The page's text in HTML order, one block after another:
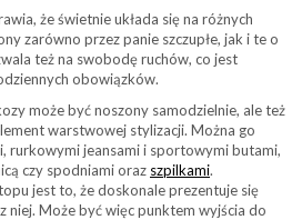
że świetnie układa się na różnych
zarówno przez panie szczupłe, jak i te o
też na swobodę ruchów, co jest
obowiązków.
może być noszony samodzielnie, ale też
warstwowej stylizacji. Można go
rurkowymi jeansami i sportowymi butami,
czy spodniami oraz szpilkami.
jest to, że doskonale prezentuje się
niej. Może być więc punktem wyjścia do